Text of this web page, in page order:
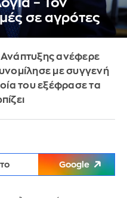
– Τον
σε αγρότες
ανέφερε
με συγγενή
του εξέφρασε τα
Google